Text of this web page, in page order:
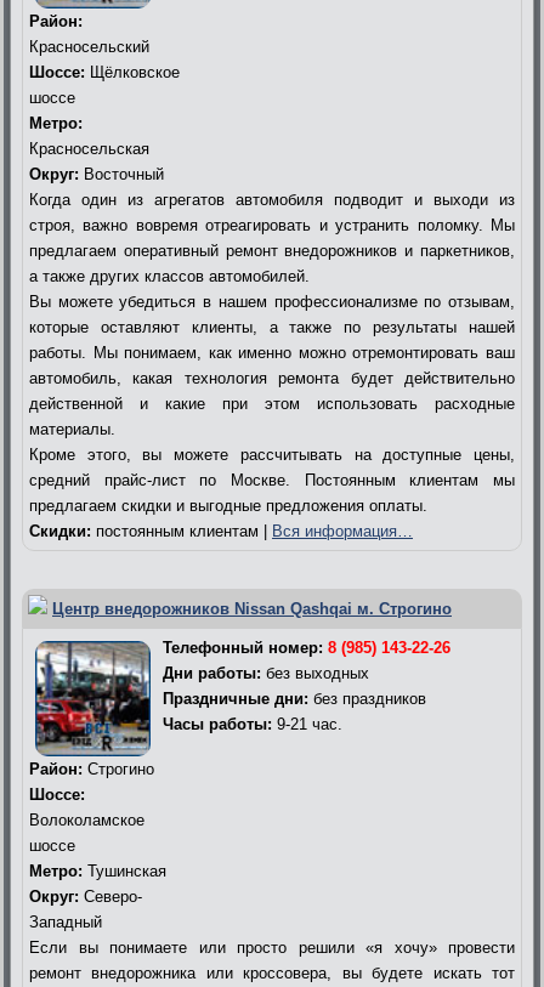
Район:
Красносельский
Шоссе: Щёлковское
шоссе
Метро:
Красносельская
Округ: Восточный
Когда один из агрегатов автомобиля подводит и выходи из
строя, важно вовремя отреагировать и устранить поломку. Мы
предлагаем оперативный ремонт внедорожников и паркетников,
а также других классов автомобилей.
Вы можете убедиться в нашем профессионализме по отзывам,
которые оставляют клиенты, а также по результаты нашей
работы. Мы понимаем, как именно можно отремонтировать ваш
автомобиль, какая технология ремонта будет действительно
действенной и какие при этом использовать расходные
материалы.
Кроме этого, вы можете рассчитывать на доступные цены,
средний прайс-лист по Москве. Постоянным клиентам мы
предлагаем скидки и выгодные предложения оплаты.
Скидки: постоянным клиентам | Вся информация…
Центр внедорожников Nissan Qashqai м. Строгино
Телефонный номер: 8 (985) 143-22-26
Дни работы: без выходных
Праздничные дни: без праздников
Часы работы: 9-21 час.
Район: Строгино
Шоссе:
Волоколамское
шоссе
Метро: Тушинская
Округ: Северо-
Западный
Если вы понимаете или просто решили «я хочу» провести
ремонт внедорожника или кроссовера, вы будете искать тот